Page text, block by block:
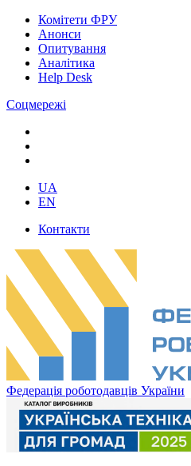
Комітети ФРУ
Анонси
Опитування
Аналітика
Help Desk
Соцмережі
UA
EN
Контакти
Федерація роботодавців України